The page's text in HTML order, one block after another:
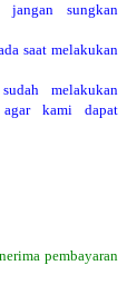
jangan sungkan
saat melakukan
melakukan
kami dapat
pembayaran